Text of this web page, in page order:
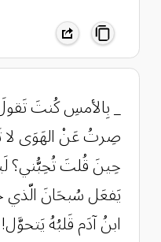
_ بِالأمسِ كُنتَ
صِرتُ عَنْ الهَوَى
حِينَ قُلتَ تُحِبُّني؟
يَفعَل سُبحَانَ الّذي
ابنُ آدَم قَلبُهُ